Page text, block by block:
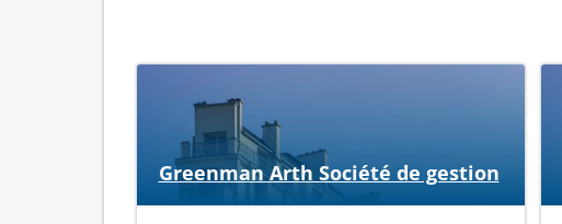
Greenman Arth Société de gestion